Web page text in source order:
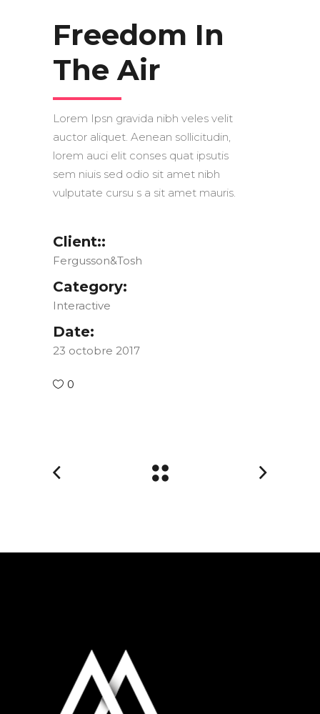
Freedom In
The Air
Lorem Ipsn gravida nibh veles velit
auctor aliquet. Aenean sollicitudin,
lorem auci elit conses quat ipsutis
sem niuis sed odio sit amet nibh
vulputate cursu s a sit amet mauris.
Client::
Fergusson&Tosh
Category:
Interactive
Date:
23 octobre 2017
0